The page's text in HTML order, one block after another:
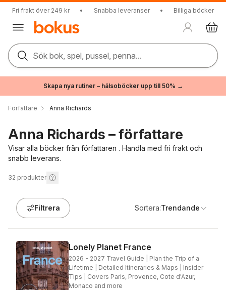
Fri frakt över 249 kr • Snabba leveranser • Billiga böcker
Sök bok, spel, pussel, penna...
Skapa nya rutiner – hälsoböcker upp till 50% →
Författare Anna Richards
Anna Richards – författare
Visar alla böcker från författaren . Handla med fri frakt och
snabb leverans.
32 produkter
Filtrera Sortera:Trendande
Lonely Planet France
2026 - 2027 Travel Guide | Plan the Trip of a
Lifetime | Detailed Itineraries & Maps | Insider
Tips | Covers Paris, Provence, Cote d'Azur,
Monaco and more